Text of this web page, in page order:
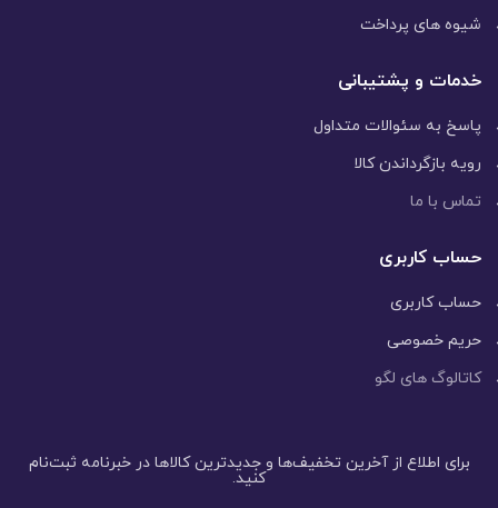
شیوه های پرداخت
خدمات و پشتیبانی
پاسخ به سئوالات متداول
رویه بازگرداندن کالا
تماس با ما
حساب کاربری
حساب کاربری
حریم خصوصی
کاتالوگ های لگو
برای اطلاع از آخرین تخفیف‌ها و جدیدترین کالاها در خبرنامه ثبت‌نام
کنید.